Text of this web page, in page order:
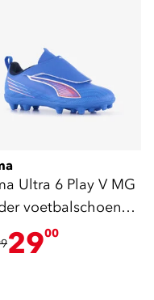
Ultra 6 Play V MG
voetbalschoenen
2900